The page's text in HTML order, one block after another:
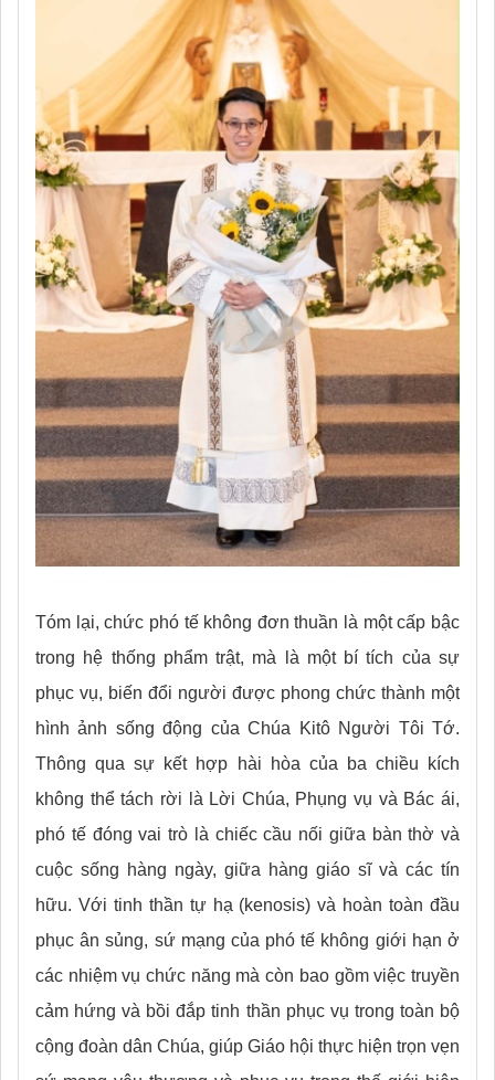
Tóm lại, chức phó tế không đơn thuần là một cấp bậc
trong hệ thống phẩm trật, mà là một bí tích của sự
phục vụ, biến đổi người được phong chức thành một
hình ảnh sống động của Chúa Kitô Người Tôi Tớ.
Thông qua sự kết hợp hài hòa của ba chiều kích
không thể tách rời là Lời Chúa, Phụng vụ và Bác ái,
phó tế đóng vai trò là chiếc cầu nối giữa bàn thờ và
cuộc sống hàng ngày, giữa hàng giáo sĩ và các tín
hữu. Với tinh thần tự hạ (kenosis) và hoàn toàn đầu
phục ân sủng, sứ mạng của phó tế không giới hạn ở
các nhiệm vụ chức năng mà còn bao gồm việc truyền
cảm hứng và bồi đắp tinh thần phục vụ trong toàn bộ
cộng đoàn dân Chúa, giúp Giáo hội thực hiện trọn vẹn